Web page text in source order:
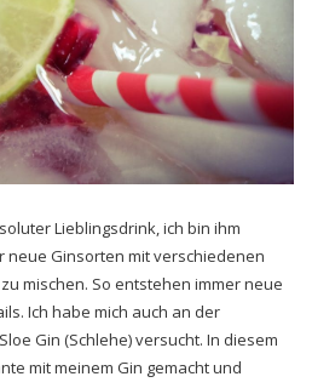
Lieblingsdrink, ich bin ihm
neue Ginsorten mit verschiedenen
mischen. So entstehen immer neue
Ich habe mich auch an der
Gin (Schlehe) versucht. In diesem
mit meinem Gin gemacht und